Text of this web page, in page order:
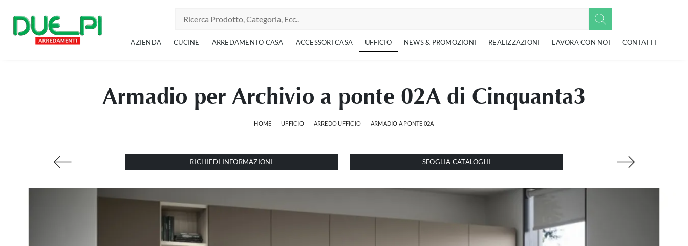
AZIENDA CUCINE ARREDAMENTO CASA ACCESSORI CASA UFFICIO NEWS & PROMOZIONI REALIZZAZIONI LAVORA CON NOI CONTATTI
Armadio per Archivio a ponte 02A di Cinquanta3
HOME - UFFICIO - ARREDO UFFICIO - ARMADIO A PONTE 02A
RICHIEDI INFORMAZIONI SFOGLIA CATALOGHI